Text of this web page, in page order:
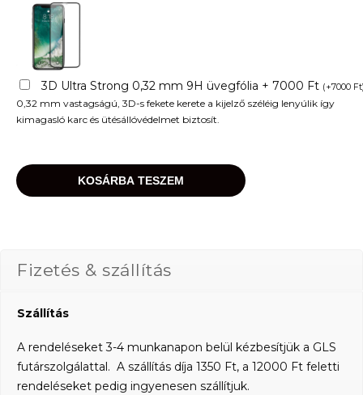
3D Ultra Strong 0,32 mm 9H üvegfólia + 7000 Ft (+7000 Ft
0,32 mm vastagságú, 3D-s fekete kerete a kijelző széléig lenyúlik így
kimagasló karc és ütésállóvédelmet biztosít.
KOSÁRBA TESZEM
Fizetés & szállítás
Szállítás
A rendeléseket 3-4 munkanapon belül kézbesítjük a GLS
futárszolgálattal. A szállítás díja 1350 Ft, a 12000 Ft feletti
rendeléseket pedig ingyenesen szállítjuk.